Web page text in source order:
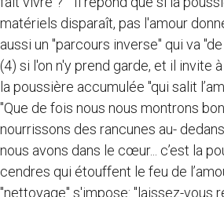
matériels disparaît, pas l'amour
aussi un "parcours inverse" qui va
(4) si l'on n'y prend garde, et il invite à
la poussière accumulée "qui salit
"Que de fois nous nous montrons
nourrissons des rancunes au-
nous avons dans le cœur... c’est la
cendres qui étouffent le feu de
"nettoyage" s'impose: "laissez-vous